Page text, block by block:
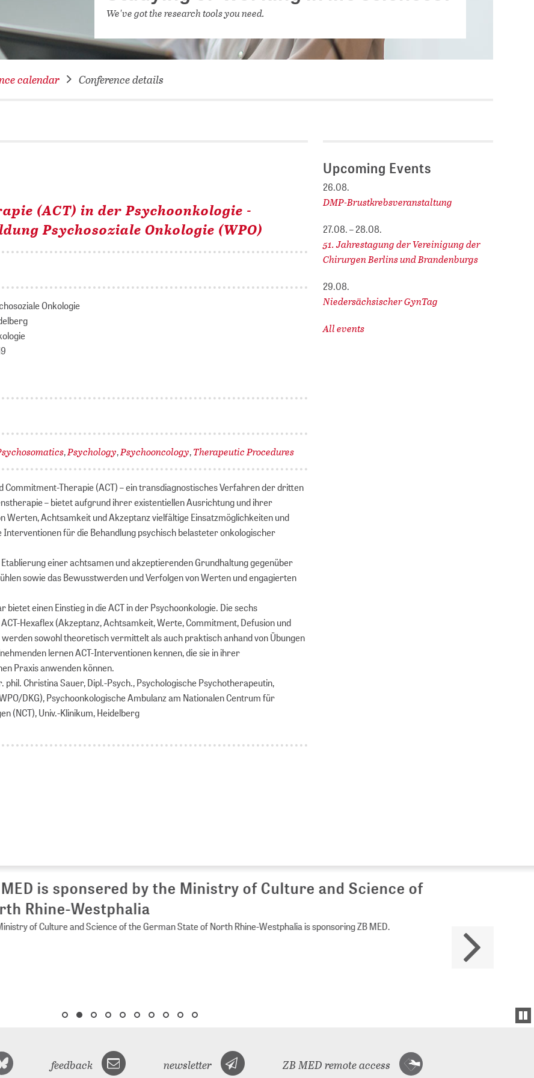
NETWORKING FOR YOU
DATABASES (DBIS)
DIGITAL COLLECTIONS
ZB MED
We've got the research tools you need.
calendar Conference details
(ACT) in der Psychoonkologie -
Psychosoziale Onkologie (WPO)
Onkologie
,Psychology,Psychooncology,Therapeutic Procedures
Commitment-Therapie (ACT) – ein transdiagnostisches Verfahren der dritten
– bietet aufgrund ihrer existentiellen Ausrichtung und ihrer
Werten, Achtsamkeit und Akzeptanz vielfältige Einsatzmöglichkeiten und
für die Behandlung psychisch belasteter onkologischer
Etablierung einer achtsamen und akzeptierenden Grundhaltung gegenüber
sowie das Bewusstwerden und Verfolgen von Werten und engagierten
bietet einen Einstieg in die ACT in der Psychoonkologie. Die sechs
Hexaflex (Akzeptanz, Achtsamkeit, Werte, Commitment, Defusion und
werden sowohl theoretisch vermittelt als auch praktisch anhand von Übungen
lernen ACT-Interventionen kennen, die sie in ihrer
Praxis anwenden können.
phil. Christina Sauer, Dipl.-Psych., Psychologische Psychotherapeutin,
DKG), Psychoonkologische Ambulanz am Nationalen Centrum für
(NCT), Univ.-Klinikum, Heidelberg
Upcoming Events
26.08.
DMP-Brustkrebsveranstaltung
27.08. – 28.08.
51. Jahrestagung der Vereinigung der
Chirurgen Berlins und Brandenburgs
29.08.
Niedersächsischer GynTag
All events
MED is sponsered by the Ministry of Culture and Science of
Rhine-Westphalia
of Culture and Science of the German State of North Rhine-Westphalia is sponsoring ZB MED.
feedback newsletter ZB MED remote access